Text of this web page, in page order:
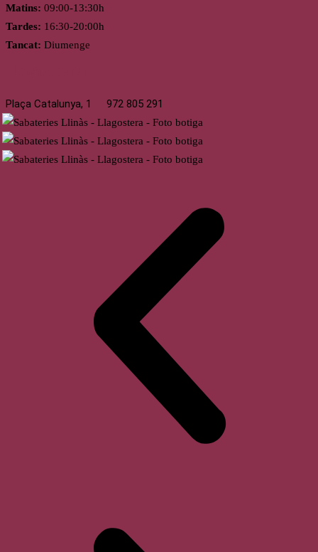
Matins: 09:00-13:30h
Tardes: 16:30-20:00h
Tancat: Diumenge
Plaça Catalunya, 1 972 805 291